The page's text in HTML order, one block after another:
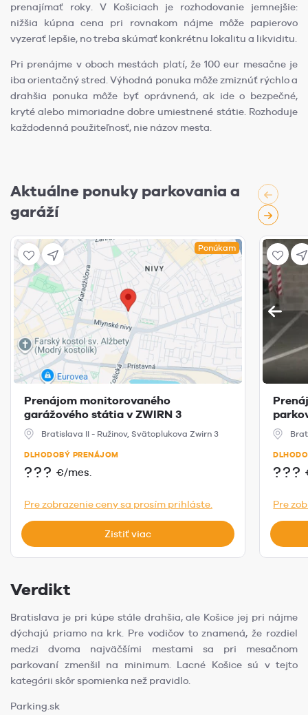
prenajímať roky. V Košiciach je rozhodovanie jemnejšie:
nižšia kúpna cena pri rovnakom nájme môže papierovo
vyzerať lepšie, no treba skúmať konkrétnu lokalitu a likviditu.
Pri prenájme v oboch mestách platí, že 100 eur mesačne je
iba orientačný stred. Výhodná ponuka môže zmiznúť rýchlo a
drahšia ponuka môže byť oprávnená, ak ide o bezpečné,
kryté alebo mimoriadne dobre umiestnené státie. Rozhoduje
každodenná použiteľnosť, nie názov mesta.
Aktuálne ponuky parkovania a
garáží
Ponúkam
Prenájom monitorovaného
garážového státia v ZWIRN 3
Bratislava II - Ružinov, Svätoplukova Zwirn 3
DLHODOBÝ PRENÁJOM
??? €/mes.
Pre zobrazenie ceny sa prosím prihláste.
Zistiť viac
???
Pre
Verdikt
Bratislava je pri kúpe stále drahšia, ale Košice jej pri nájme
dýchajú priamo na krk. Pre vodičov to znamená, že rozdiel
medzi dvoma najväčšími mestami sa pri mesačnom
parkovaní zmenšil na minimum. Lacné Košice sú v tejto
kategórii skôr spomienka než pravidlo.
Parking.sk